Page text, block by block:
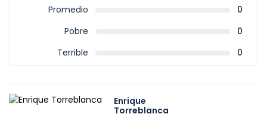
Promedio
0
Pobre
0
Terrible
0
Enrique
Torreblanca